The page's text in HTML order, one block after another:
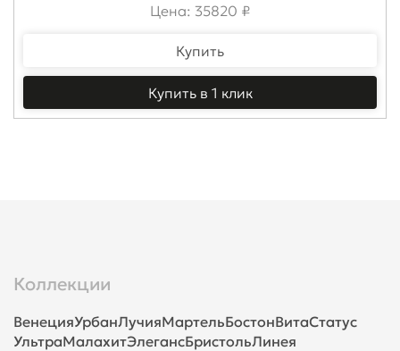
Цена: 35820 ₽
Купить
Купить в 1 клик
Коллекции
ВенецияУрбанЛучияМартельБостонВитаСтатус
УльтраМалахитЭлегансБристольЛинея